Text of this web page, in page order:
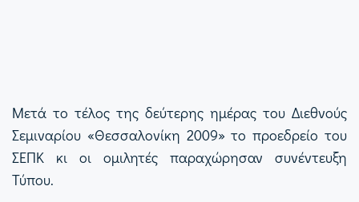
Μετά το τέλος της δεύτερης ημέρας του Διεθνούς
Σεμιναρίου «Θεσσαλονίκη 2009» το προεδρείο του
ΣΕΠΚ κι οι ομιλητές παραχώρησαν συνέντευξη
Τύπου.